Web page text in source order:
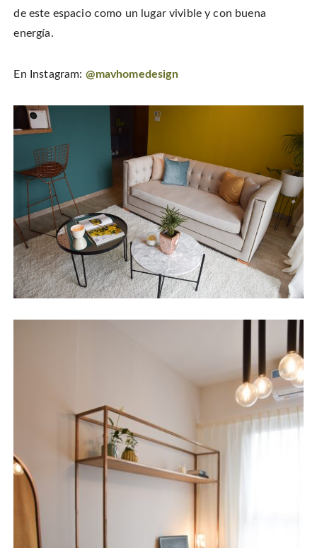
de este espacio como un lugar vivible y con buena
energía.
En Instagram: @mavhomedesign